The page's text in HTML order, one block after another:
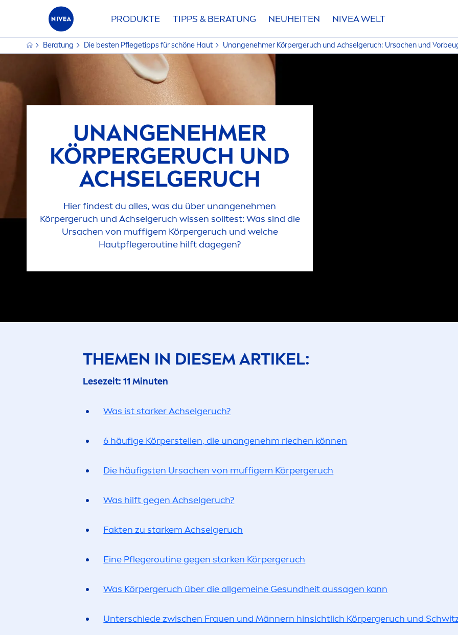
PRODUKTE TIPPS & BERATUNG NEUHEITEN NIVEAWELT
Beratung Die besten Pflegetipps für schöne Haut Unangenehmer Körpergeruch und Achselgeruch: Ursachen und
UNANGENEHMER
KÖRPERGERUCH UND
ACHSELGERUCH
Hier findest du alles, was du über unangenehmen
Körpergeruch und Achselgeruch wissen solltest: Was sind die
Ursachen von muffigem Körpergeruch und welche
Hautpflegeroutine hilft dagegen?
THEMEN IN DIESEM ARTIKEL:
Lesezeit: 11 Minuten
Was ist starker Achselgeruch?
6 häufige Körperstellen, die unangenehm riechen können
Die häufigsten Ursachen von muffigem Körpergeruch
Was hilft gegen Achselgeruch?
Fakten zu starkem Achselgeruch
Eine Pflegeroutine gegen starken Körpergeruch
Was Körpergeruch über die allgemeine Gesundheit aussagen kann
Unterschiede zwischen Frauen und Männern hinsichtlich Körpergeruch und